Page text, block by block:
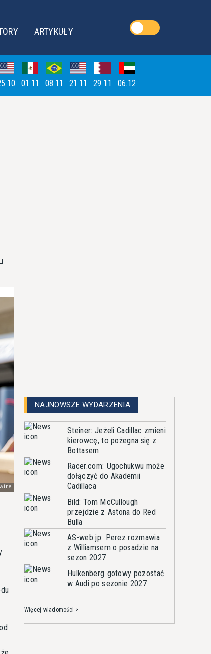
ARTYKUŁY
01.11 08.11 21.11 29.11 06.12
NAJNOWSZE WYDARZENIA
Steiner: Jeżeli Cadillac zmieni
kierowcę, to pożegna się z
Bottasem
Racer.com: Ugochukwu może
dołączyć do Akademii
Cadillaca
Bild: Tom McCullough
przejdzie z Astona do Red
Bulla
AS-web.jp: Perez rozmawia
z Williamsem o posadzie na
sezon 2027
Hulkenberg gotowy pozostać
w Audi po sezonie 2027
Więcej wiadomości >